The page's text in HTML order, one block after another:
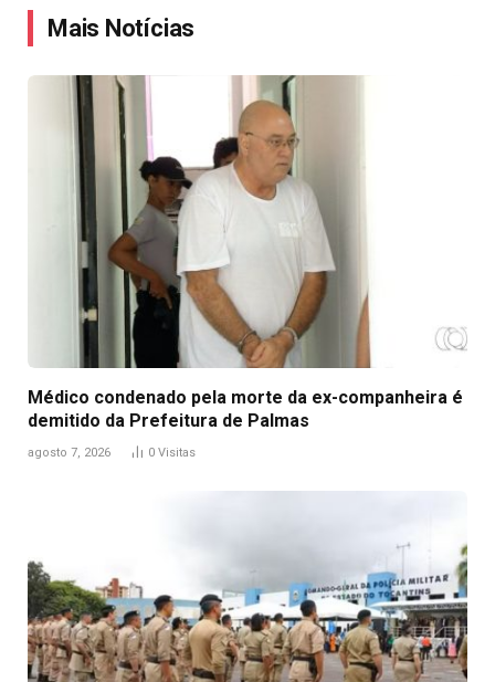
Mais Notícias
Médico condenado pela morte da ex-companheira é
demitido da Prefeitura de Palmas
agosto 7, 2026 0 Visitas